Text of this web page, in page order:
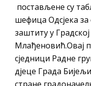
постављене су
шефица Одсјека
заштиту у
Млађеновић.Овај
сједници Радне
дјеце Града